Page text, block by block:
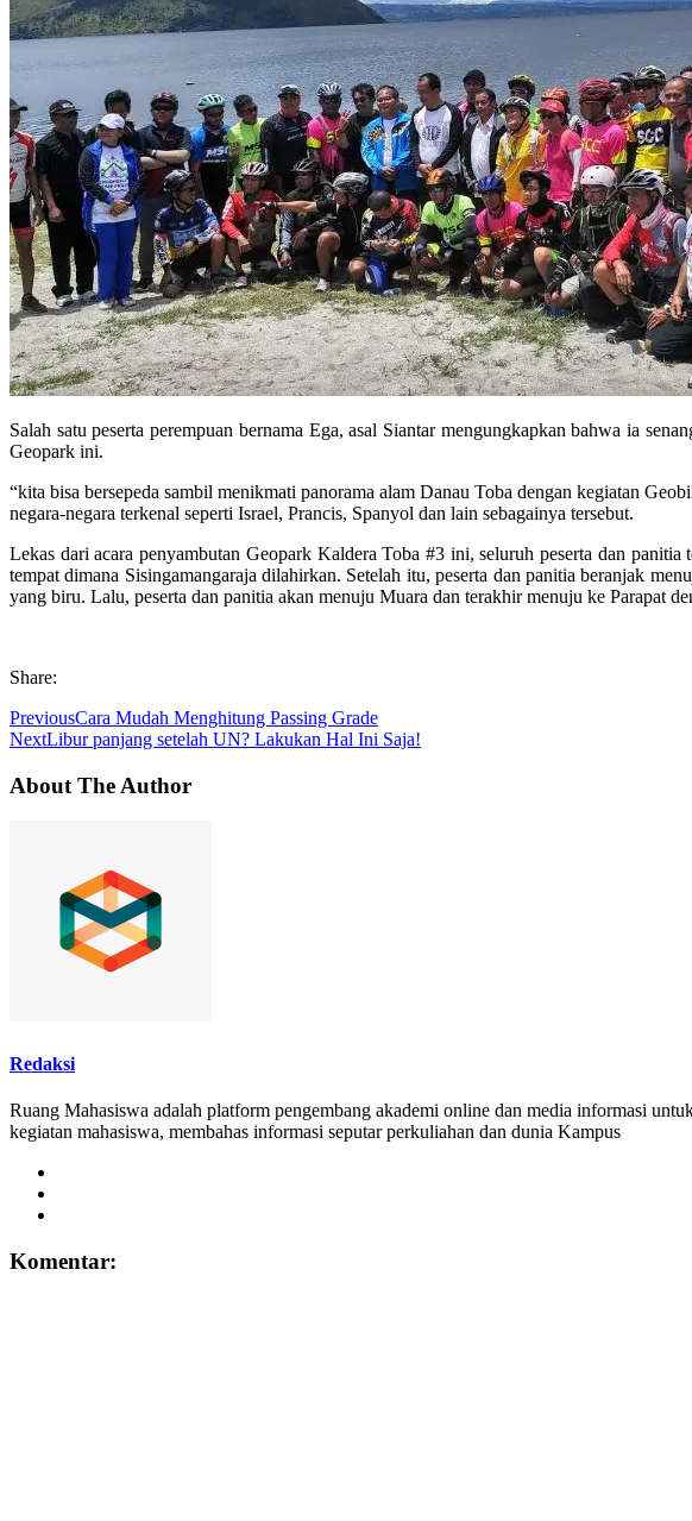
Salah satu peserta perempuan bernama Ega, asal Siantar mengungkapkan bahwa ia
Geopark ini.
“kita bisa bersepeda sambil menikmati panorama alam Danau Toba dengan kegiatan
negara-negara terkenal seperti Israel, Prancis, Spanyol dan lain sebagainya tersebut.
Lekas dari acara penyambutan Geopark Kaldera Toba #3 ini, seluruh peserta dan
tempat dimana Sisingamangaraja dilahirkan. Setelah itu, peserta dan panitia beranjak
yang biru. Lalu, peserta dan panitia akan menuju Muara dan terakhir menuju ke Parapat
Share:
PreviousCara Mudah Menghitung Passing Grade
NextLibur panjang setelah UN? Lakukan Hal Ini Saja!
About The Author
Redaksi
Ruang Mahasiswa adalah platform pengembang akademi online dan media informasi
kegiatan mahasiswa, membahas informasi seputar perkuliahan dan dunia Kampus
Komentar: